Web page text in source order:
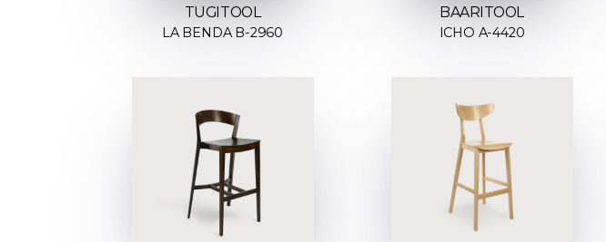
TUGITOOL
LA BENDA B-2960
BAARITOOL
ICHO A-4420